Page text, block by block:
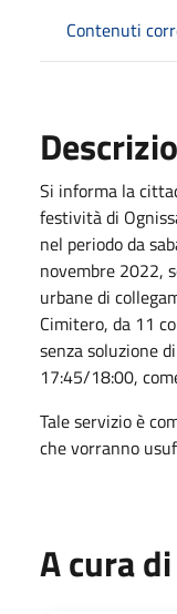
Contenuti
Si informa la
festività di
nel periodo da
novembre 2022,
urbane di
Cimitero, da 11
senza soluzione
17:45/18:00,
Tale servizio è
che vorranno
A cura di